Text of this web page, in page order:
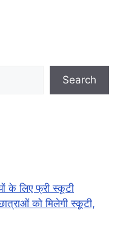
Search
के लिए फ्री स्कूटी
को मिलेगी स्कूटी,